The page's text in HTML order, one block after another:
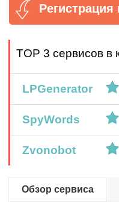
Регистрация
TOP 3 сервисов в
LPGenerator
SpyWords
Zvonobot
Обзор сервиса